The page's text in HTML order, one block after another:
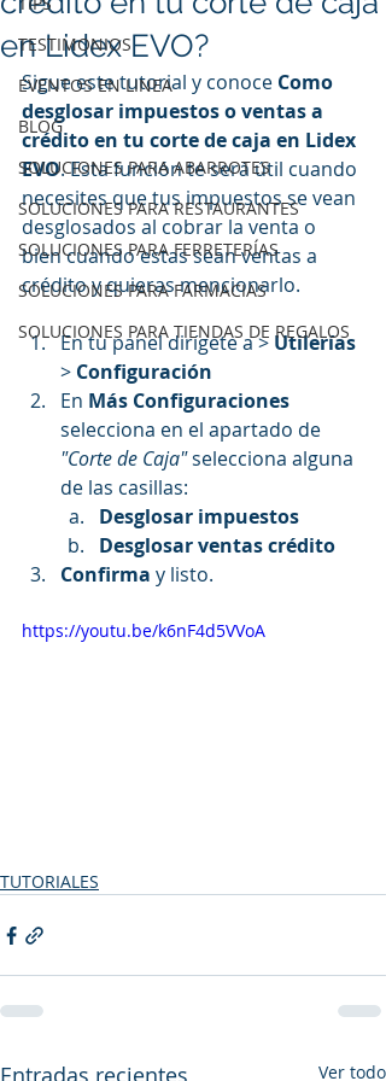
TESTIMONIOS
EVENTOS EN LINEA
BLOG
SOLUCIONES PARA ABARROTES
SOLUCIONES PARA RESTAURANTES
SOLUCIONES PARA FERRETERÍAS
SOLUCIONES PARA FARMACIAS
SOLUCIONES PARA TIENDAS DE REGALOS
en Lidex EVO?
Sigue este tutorial y conoce Como
desglosar impuestos o ventas a
crédito en tu corte de caja en Lidex
EVO. Esta función te será útil cuando
necesites que tus impuestos se vean
desglosados al cobrar la venta o
bien cuando estas sean ventas a
crédito y quieras mencionarlo.
En tu panel dirígete a > Utilerías
> Configuración
En Más Configuraciones
selecciona en el apartado de
"Corte de Caja" selecciona alguna
de las casillas:
Desglosar impuestos
Desglosar ventas crédito
Confirma y listo.
https://youtu.be/k6nF4d5VVoA
TUTORIALES
Ver todo